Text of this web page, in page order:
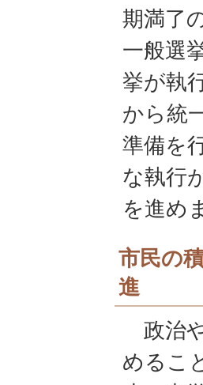
期満了
一般選
挙が執
から統
準備を
な執行
を進め
市民の
進
政治
めるこ